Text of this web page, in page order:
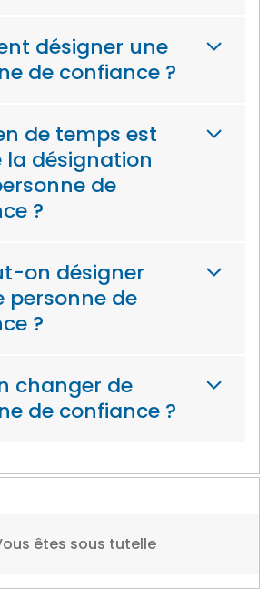
désigner une
de confiance ?
de temps est
la désignation
de
?
on désigner
personne de
?
changer de
de confiance ?
êtes sous tutelle